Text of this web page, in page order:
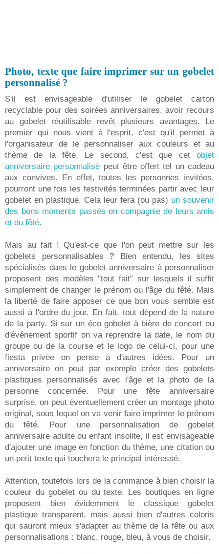
Photo, texte que faire imprimer sur un gobelet
personnalisé ?
S'il est envisageable d'utiliser le gobelet carton
recyclable pour des soirées anniversaires, avoir recours
au gobelet réutilisable revêt plusieurs avantages. Le
premier qui nous vient à l'esprit, c'est qu'il permet à
l'organisateur de le personnaliser aux couleurs et au
thème de la fête. Le second, c'est que cet objet
anniversaire personnalisé peut être offert tel un cadeau
aux convives. En effet, toutes les personnes invitées,
pourront une fois les festivités terminées partir avec leur
gobelet en plastique. Cela leur fera (ou pas) un souvenir
des bons moments passés en compagnie de leurs amis
et du fêté.
Mais au fait ! Qu'est-ce que l'on peut mettre sur les
gobelets personnalisables ? Bien entendu, les sites
spécialisés dans le gobelet anniversaire à personnaliser
proposent des modèles "tout fait" sur lesquels il suffit
simplement de changer le prénom ou l'âge du fêté. Mais
la liberté de faire apposer ce que bon vous semble est
aussi à l'ordre du jour. En fait, tout dépend de la nature
de la party. Si sur un éco gobelet à bière de concert ou
d'événement sportif on va reprendre la date, le nom du
groupe ou de la course et le logo de celui-ci, pour une
fiesta privée on pense à d'autres idées. Pour un
anniversaire on peut par exemple créer des gobelets
plastiques personnalisés avec l'âge et la photo de la
personne concernée. Pour une fête anniversaire
surprise, on peut éventuellement créer un montage photo
original, sous lequel on va venir faire imprimer le prénom
du fêté. Pour une personnalisation de gobelet
anniversaire adulte ou enfant insolite, il est envisageable
d'ajouter une image en fonction du thème, une citation ou
un petit texte qui touchera le principal intéressé.
Attention, toutefois lors de la commande à bien choisir la
couleur du gobelet ou du texte. Les boutiques en ligne
proposent bien évidemment le classique gobelet
plastique transparent, mais aussi bien d'autres coloris
qui sauront mieux s'adapter au thème de la fête ou aux
personnalisations : blanc, rouge, bleu, à vous de choisir.